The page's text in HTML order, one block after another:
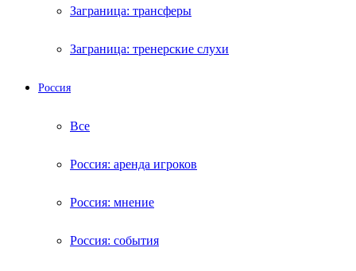
Заграница: трансферы
Заграница: тренерские слухи
Россия
Все
Россия: аренда игроков
Россия: мнение
Россия: события